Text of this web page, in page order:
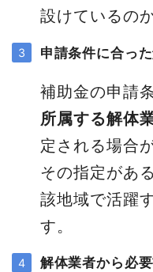
設けているの
申請条件に合っ
補助金の申請
所属する解体
定される場合
その指定があ
該地域で活躍
す。
解体業者から必